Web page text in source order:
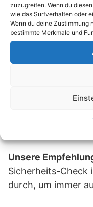
Zur Aktualisierung
Schaltflächen der
erkannt wurden.
die Schaltfläche
entsprechendem
Unsere
Sicherheits-Check
durch, um immer
zuzugreifen. Wenn du
wie das Surfverhalten oder
Wenn du deine
bestimmte Merkmale und